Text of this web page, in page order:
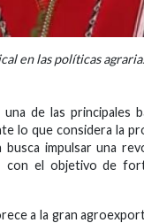
en las políticas
de las principales
lo que considera la
impulsar una
con el objetivo de
a la gran